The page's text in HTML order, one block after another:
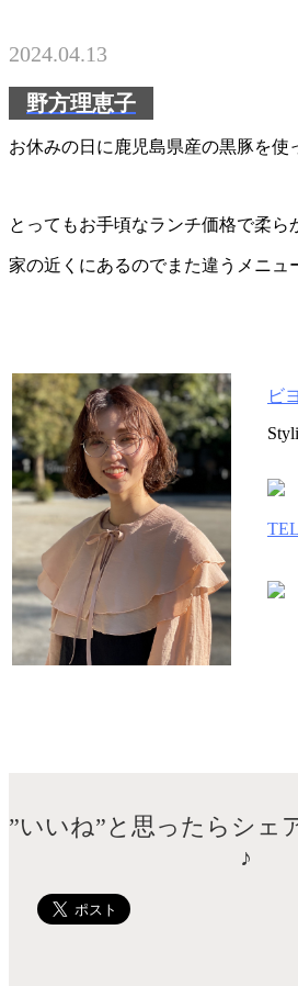
2024.04.13
野方理恵子
お休みの日に鹿児島県産の黒豚を
とってもお手頃なランチ価格で柔
家の近くにあるのでまた違うメニュ
ビ
”いいね”と思ったらシェ
♪